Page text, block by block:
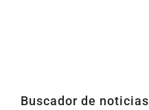
Buscador de noticias